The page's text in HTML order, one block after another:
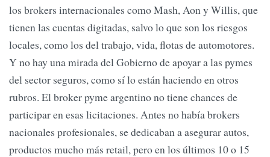
los brokers internacionales como Mash, Aon y Willis, que
tienen las cuentas digitadas, salvo lo que son los riesgos
locales, como los del trabajo, vida, flotas de automotores.
Y no hay una mirada del Gobierno de apoyar a las pymes
del sector seguros, como sí lo están haciendo en otros
rubros. El broker pyme argentino no tiene chances de
participar en esas licitaciones. Antes no había brokers
nacionales profesionales, se dedicaban a asegurar autos,
productos mucho más retail, pero en los últimos 10 o 15